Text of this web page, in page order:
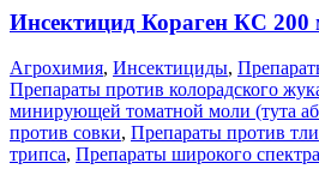
Инсектицид Кораген КС 200
Агрохимия, Инсектициды,
Препараты против колорадского
минирующей томатной моли (тута
против совки, Препараты против тли
трипса, Препараты широкого спектра